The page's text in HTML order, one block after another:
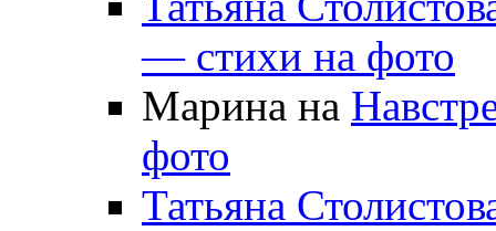
— стихи на фото
Марина на
фото
Татьяна